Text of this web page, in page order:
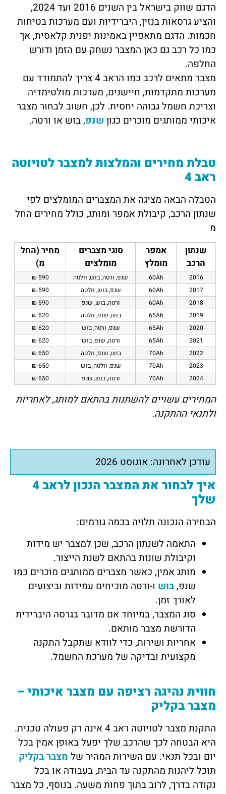
הדגם שווק בישראל בין השנים 2016 ועד 2024,
והציע גרסאות בנזין, היברידיות ועם מערכות בטיחות
חכמות. הדגם מתאפיין באמינות יפנית קלאסית, אך
כמו כל רכב גם כאן המצבר נשחק עם הזמן ודורש
החלפה.
מצבר מתאים לרכב כמו הראב 4 צריך להתמודד עם
מערכות מתקדמות, חיישנים, מערכות מולטימדיה
וצריכת חשמל גבוהה יחסית. לכן, חשוב לבחור מצבר
איכותי ממותגים מוכרים כגון שנפ, בוש או ורטה.
טבלת מחירים והמלצות למצבר לטויוטה
ראב 4
הטבלה הבאה מציגה את המצברים המומלצים לפי
שנתון הרכב, קיבולת אמפר ומותג, כולל מחירים החל
מ
שנתון
הרכב
אמפר
מומלץ
סוגי מצברים
מומלצים
מחיר (החל
מ)
2016
60Ah שנפ, ורטה, בוש, וולטה
590 ₪
2017
60Ah שנפ, בוש, וולטה
590 ₪
2018
60Ah ורטה, בוש, שנפ
590 ₪
2019
65Ah בוש, שנפ, וולטה
620 ₪
2020
65Ah שנפ, ורטה, בוש
620 ₪
2021
65Ah ורטה, שנפ, בוש
620 ₪
2022
70Ah בוש, שנפ, וולטה
650 ₪
2023
70Ah שנפ, וולטה, בוש
650 ₪
2024
70Ah ורטה, בוש, שנפ 650 ₪
המחירים עשויים להשתנות בהתאם למותג, לאחריות
ולתנאי ההתקנה.
עודכן לאחרונה: אוגוסט 2026
איך לבחור את המצבר הנכון לראב 4
שלך
הבחירה הנכונה תלויה בכמה גורמים:
התאמה לשנתון הרכב, שכן למצבר יש מידות
וקיבולת שונות בהתאם לשנת הייצור.
מותג אמין, כאשר מצברים ממותגים מוכרים כמו
שנפ, בוש ו-ורטה מוכיחים עמידות וביצועים
לאורך זמן.
סוג המצבר, במיוחד אם מדובר בגרסה היברידית
הדורשת מצבר מותאם.
אחריות ושירות, כדי לוודא שתקבל התקנה
מקצועית ובדיקה של מערכת החשמל.
חווית נהיגה רציפה עם מצבר איכותי –
מצבר בקליק
התקנת מצבר לטויוטה ראב 4 אינה רק פעולה טכנית.
היא הבטחה לכך שהרכב שלך יפעל באופן אמין בכל
יום ובכל תנאי. עם השירות המהיר של מצבר בקליק
תוכל ליהנות מהתקנה עד הבית, בעבודה או בכל
נקודה בדרך, לרוב בתוך פחות משעה. בנוסף, כל מצבר